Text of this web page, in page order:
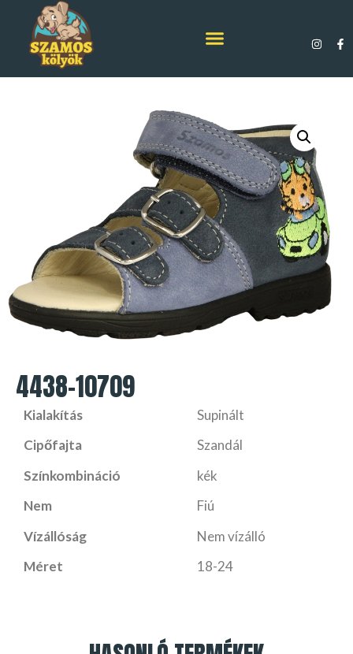
4438-10709
Kialakítás
Supinált
Cipőfajta
Szandál
Színkombináció
kék
Nem
Fiú
Vízállóság
Nem vízálló
Méret
18-24